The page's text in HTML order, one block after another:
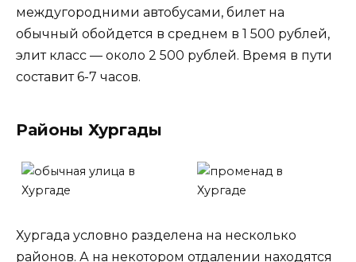
междугородними автобусами, билет на
обычный обойдется в среднем в 1 500 рублей,
элит класс — около 2 500 рублей. Время в пути
составит 6-7 часов.
Районы Хургады
Хургада условно разделена на несколько
районов. А на некотором отдалении находятся